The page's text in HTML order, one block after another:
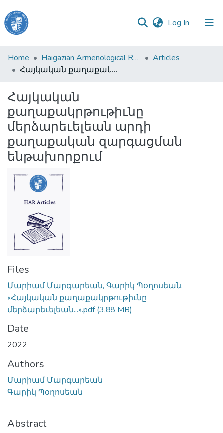
Log In (current)
Haigazian
University
&
Collections
All of DSpace
Home Haigazian Armenological Review
Articles
Հայկական քաղաքակրթութիւնը մերձարեւելեան արդի քաղաքական զարգացման ենթախորքում
Հայկական
քաղաքակրթութիւնը
մերձարեւելեան արդի
քաղաքական զարգացման
ենթախորքում
Files
Մարիամ Մարգարեան, Գարիկ Պօղոսեան,
«Հայկական քաղաքակրթութիւնը
մերձարեւելեան...».pdf(3.88 MB)
Date
2022
Authors
Մարիամ Մարգարեան
Գարիկ Պօղոսեան
Abstract